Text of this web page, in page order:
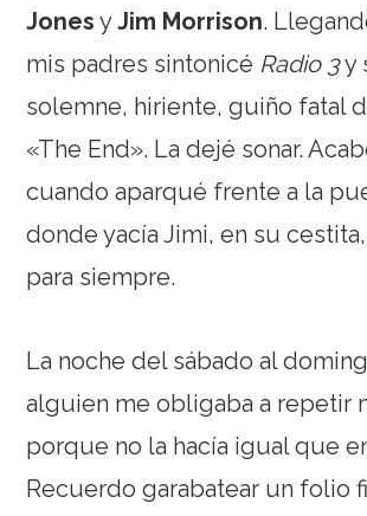
Jones yJim Morrison.
mis padres sintonicé Radio 3y
solemne, hiriente, guiño fatal
«The End». La dejé sonar.
cuando aparqué frente a la
donde yacía Jimi, en su
para siempre.
La noche del sábado al
alguien me obligaba a repetir
porque no la hacía igual que
Recuerdo garabatear un folio